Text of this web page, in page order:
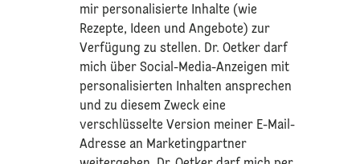
mir personalisierte Inhalte (wie
Rezepte, Ideen und Angebote) zur
Verfügung zu stellen. Dr. Oetker darf
mich über Social-Media-Anzeigen mit
personalisierten Inhalten ansprechen
und zu diesem Zweck eine
verschlüsselte Version meiner E-Mail-
Adresse an Marketingpartner